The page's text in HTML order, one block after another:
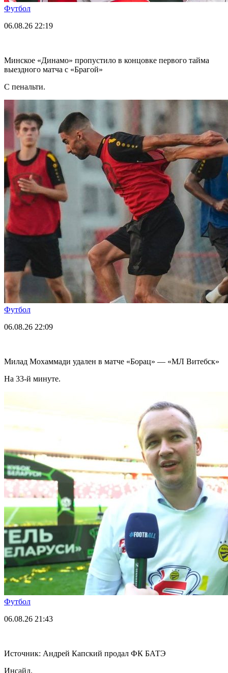
Футбол
06.08.26 22:19
Минское «Динамо» пропустило в концовке первого тайма
выездного матча с «Брагой»
С пенальти.
Футбол
06.08.26 22:09
Милад Мохаммади удален в матче «Борац» — «МЛ Витебск»
На 33-й минуте.
Футбол
06.08.26 21:43
Источник: Андрей Капский продал ФК БАТЭ
Инсайд.